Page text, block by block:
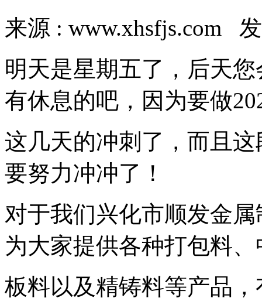
来源 : www.xhsfjs.com
明天是星期五了，后天
有休息的吧，因为要做
这几天的冲刺了，而且
要努力冲冲了！
对于我们兴化市顺发金
为大家提供各种打包料、
板料以及精铸料等产品